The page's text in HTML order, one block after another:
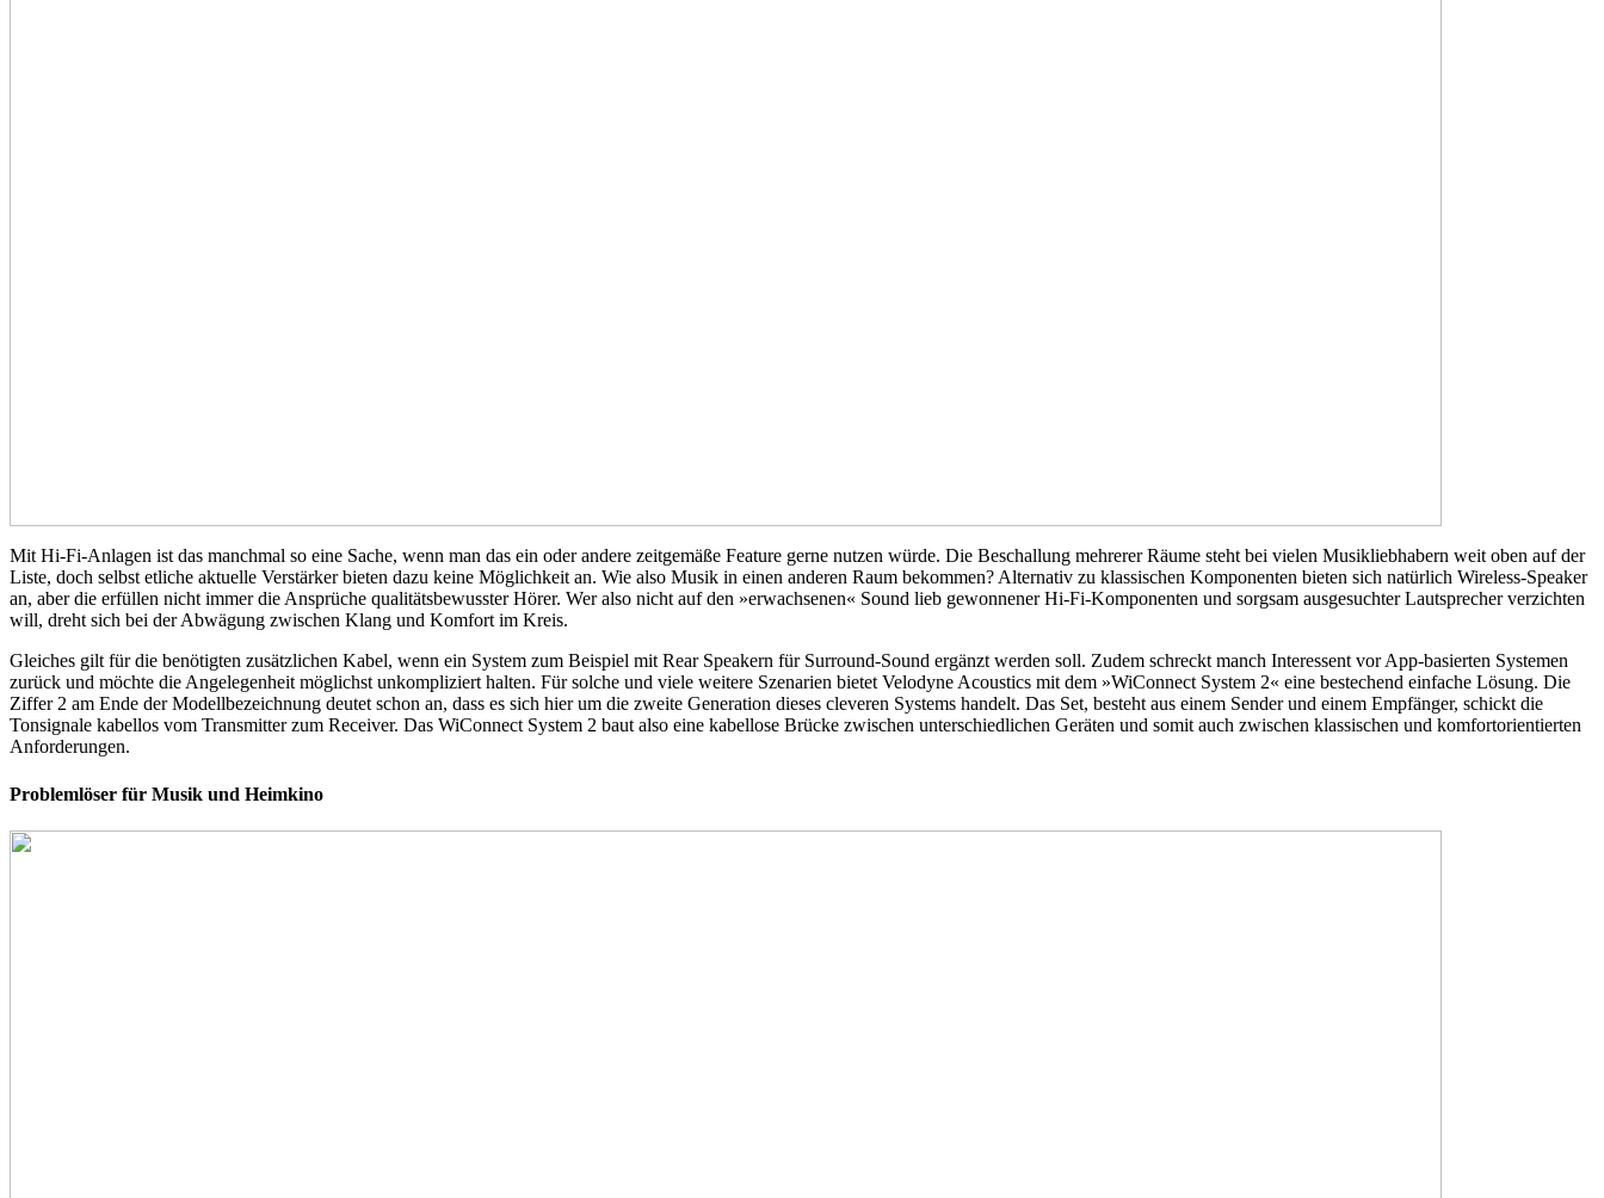
Mit Hi-Fi-Anlagen ist das manchmal so eine Sache, wenn man das ein oder andere zeitgemäße Feature gerne nutzen würde. Die Beschallung mehrerer Räume steht bei vielen Musikliebhabern weit oben auf der
Liste, doch selbst etliche aktuelle Verstärker bieten dazu keine Möglichkeit an. Wie also Musik in einen anderen Raum bekommen? Alternativ zu klassischen Komponenten bieten sich natürlich Wireless-Speaker
an, aber die erfüllen nicht immer die Ansprüche qualitätsbewusster Hörer. Wer also nicht auf den »erwachsenen« Sound lieb gewonnener Hi-Fi-Komponenten und sorgsam ausgesuchter Lautsprecher verzichten
will, dreht sich bei der Abwägung zwischen Klang und Komfort im Kreis.
Gleiches gilt für die benötigten zusätzlichen Kabel, wenn ein System zum Beispiel mit Rear Speakern für Surround-Sound ergänzt werden soll. Zudem schreckt manch Interessent vor App-basierten Systemen
zurück und möchte die Angelegenheit möglichst unkompliziert halten. Für solche und viele weitere Szenarien bietet Velodyne Acoustics mit dem »WiConnect System 2« eine bestechend einfache Lösung. Die
Ziffer 2 am Ende der Modellbezeichnung deutet schon an, dass es sich hier um die zweite Generation dieses cleveren Systems handelt. Das Set, besteht aus einem Sender und einem Empfänger, schickt die
Tonsignale kabellos vom Transmitter zum Receiver. Das WiConnect System 2 baut also eine kabellose Brücke zwischen unterschiedlichen Geräten und somit auch zwischen klassischen und komfortorientierten
Anforderungen.
Problemlöser für Musik und Heimkino